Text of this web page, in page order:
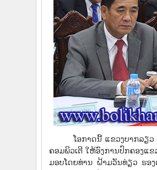
ໂອກາດນີ້ ແຂວງບາກລຽວ
ຄອມພິວເຕີ ໃຫ້ອົງການປົກຄອງແ
ມອບໂດຍທ່ານ ຝ້າມວັນທ່ຽວ ຮອ